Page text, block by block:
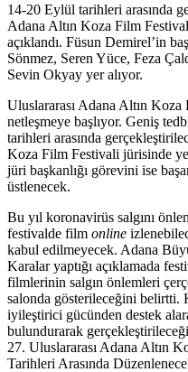
14-20 Eylül tarihleri arasında
Adana Altın Koza Film
açıklandı. Füsun Demirel’in
Sönmez, Seren Yüce, Feza
Sevin Okyay yer alıyor.
Uluslararası Adana Altın
netleşmeye başlıyor. Geniş
tarihleri arasında
Koza Film Festivali jürisinde
jüri başkanlığı görevini ise
üstlenecek.
Bu yıl koronavirüs salgını
festivalde film online
kabul edilmeyecek. Adana
Karalaryaptığı açıklamada
filmlerinin salgın önlemleri
salonda gösterileceğini belirtti.
iyileştirici gücünden destek
bulundurarak
27. Uluslararası Adana Altın
Tarihleri Arasında